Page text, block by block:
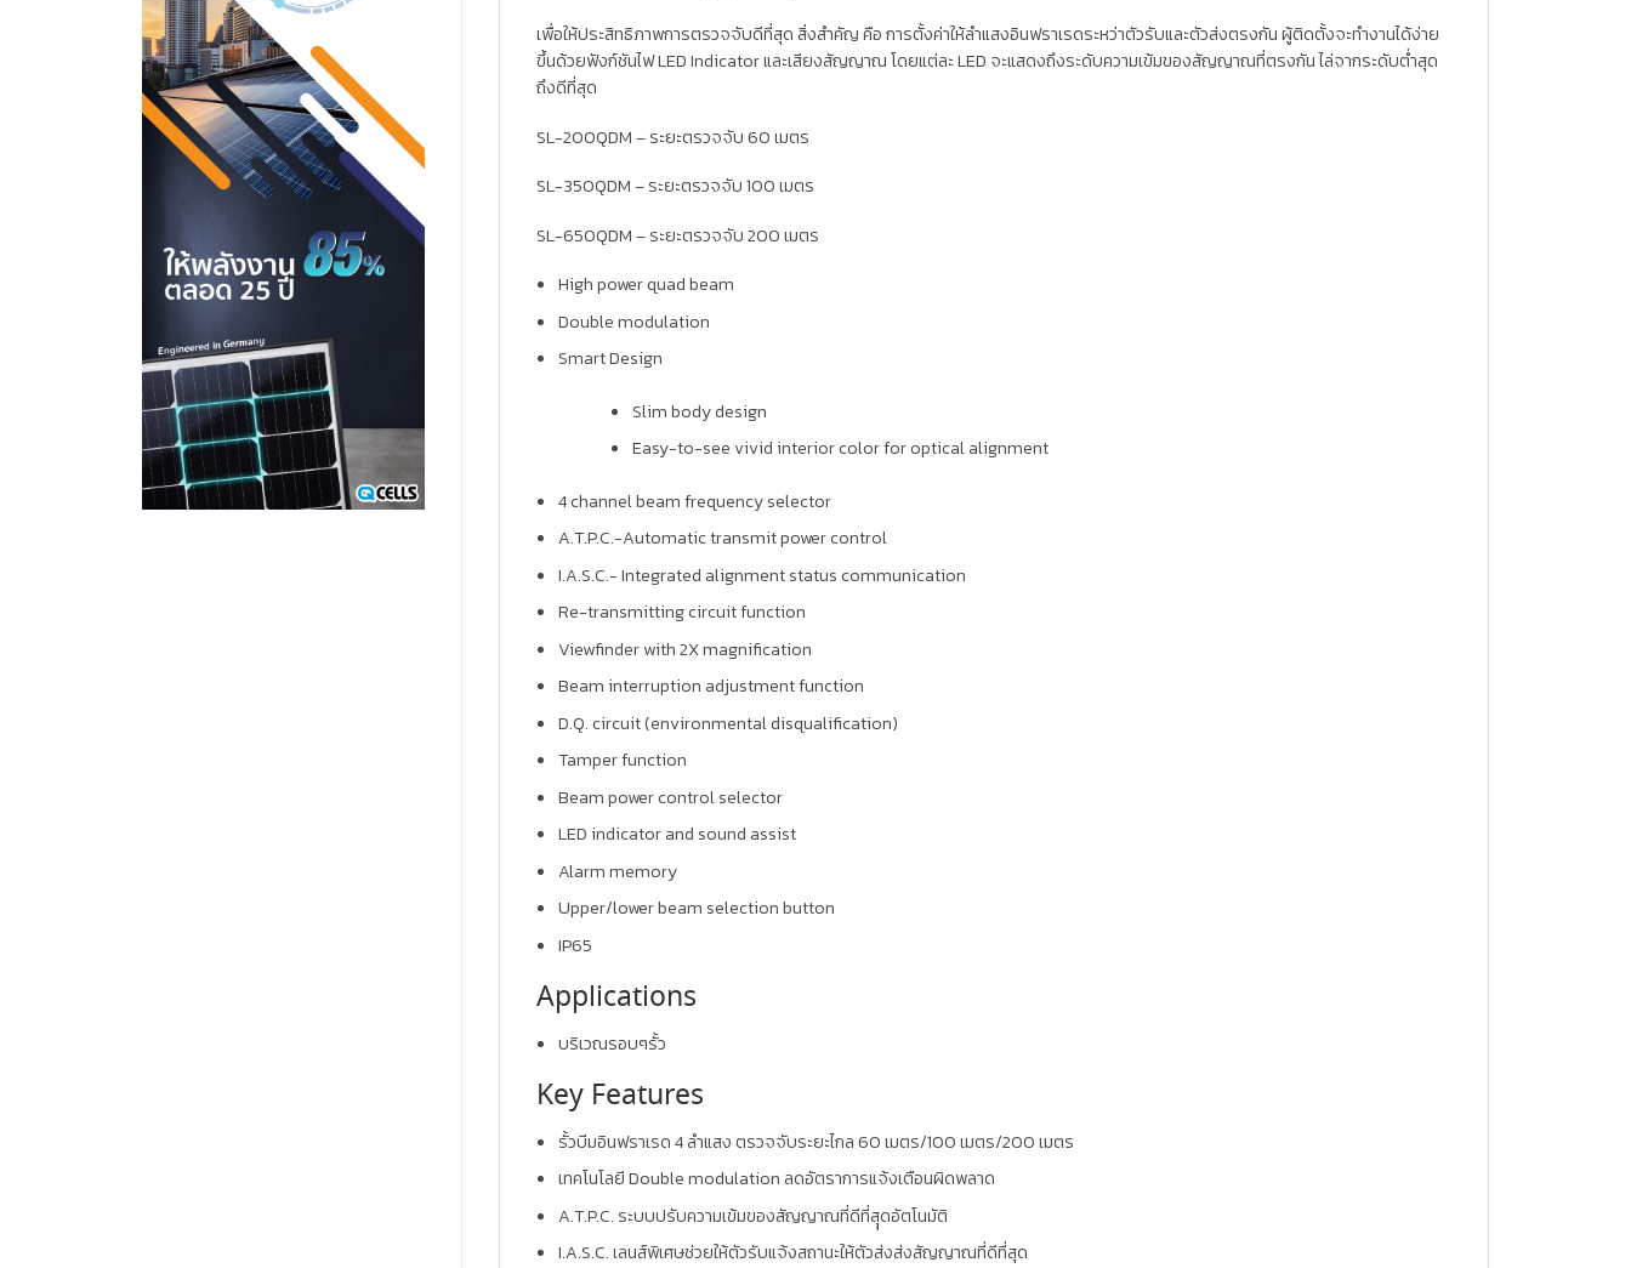
เพื่อให้ประสิทธิภาพการตรวจจับดีที่สุด สิ่งสำคัญ คือ การตั้งค่าให้ลำแสงอินฟราเรดระหว่าตัวรับและตัวส่งตรงกัน ผู้ติดตั้งจะทำงานได้ง่าย
ขึ้นด้วยฟังก์ชันไฟ LED Indicator และเสียงสัญญาณ โดยแต่ละ LED จะแสดงถึงระดับความเข้มของสัญญาณที่ตรงกัน ไล่จากระดับต่ำสุด
ถึงดีที่สุด
SL-200QDM– ระยะตรวจจับ 60 เมตร
SL-350QDM– ระยะตรวจจับ 100 เมตร
SL-650QDM– ระยะตรวจจับ 200 เมตร
High power quad beam
Double modulation
Smart Design
Slim body design
Easy-to-see vivid interior color for optical alignment
4 channel beam frequency selector
A.T.P.C.-Automatic transmit power control
I.A.S.C.- Integrated alignment status communication
Re-transmitting circuit function
Viewfinder with 2X magnification
Beam interruption adjustment function
D.Q. circuit (environmental disqualification)
Tamper function
Beam power control selector
LED indicator and sound assist
Alarm memory
Upper/lower beam selection button
IP65
Applications
บริเวณรอบๆรั้ว
Key Features
รั้วบีมอินฟราเรด 4 ลำแสง ตรวจจับระยะไกล 60 เมตร/100 เมตร/200 เมตร
เทคโนโลยี Double modulation ลดอัตราการแจ้งเตือนผิดพลาด
A.T.P.C. ระบบปรับความเข้มของสัญญาณที่ดีที่สุุดอัตโนมัติ
I.A.S.C. เลนส์พิเศษช่วยให้ตัวรับแจ้งสถานะให้ตัวส่งส่งสัญญาณที่ดีที่สุด